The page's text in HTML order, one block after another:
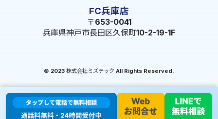
FC兵庫店
〒653-0041
兵庫県神戸市長田区久保町10-2-19-1F
© 2023 株式会社ミズテック All Rights Reserved.